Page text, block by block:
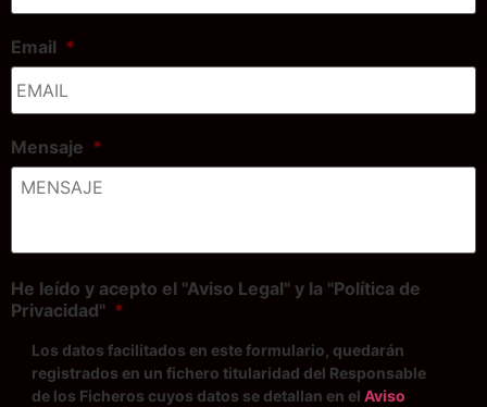
Email *
Mensaje *
He leído y acepto el "Aviso Legal" y la "Política de
Privacidad" *
Los datos facilitados en este formulario, quedarán
registrados en un fichero titularidad del Responsable
de los Ficheros cuyos datos se detallan en el Aviso